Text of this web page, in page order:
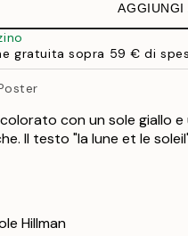
AGGIUNGI
gratuita sopra 59 € di
con un sole giallo
Il testo "la lune et le
Hillman